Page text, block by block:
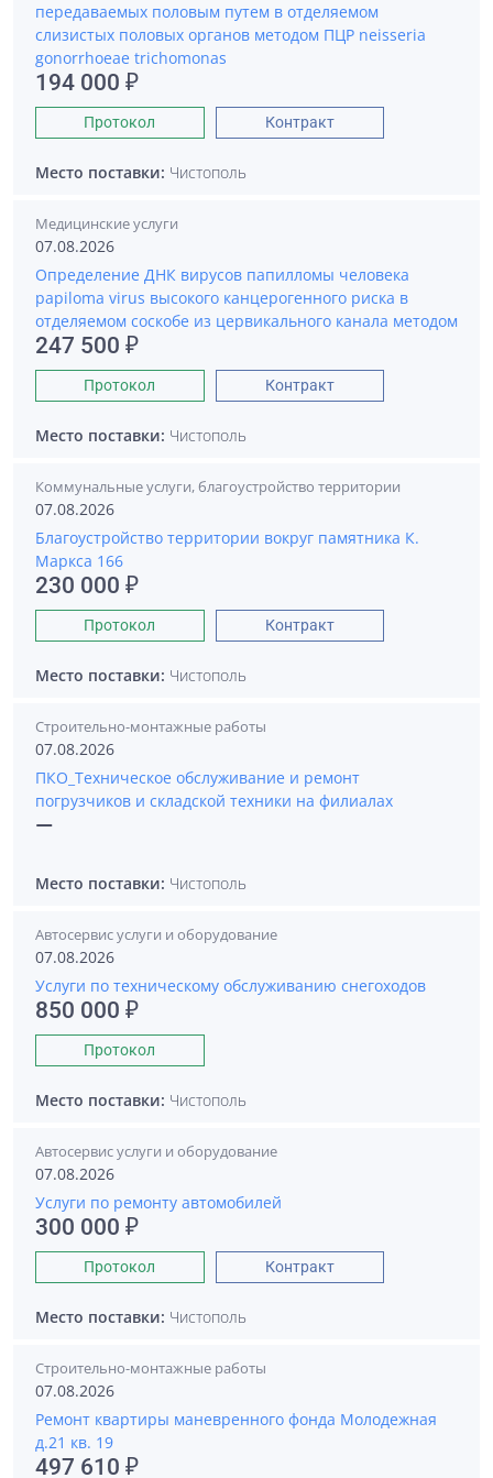
передаваемых половым путем в отделяемом
слизистых половых органов методом ПЦР neisseria
gonorrhoeae trichomonas
194 000 ₽
Протокол Контракт
Место поставки: Чистополь
Медицинские услуги
07.08.2026
Определение ДНК вирусов папилломы человека
papiloma virus высокого канцерогенного риска в
отделяемом соскобе из цервикального канала методом
247 500 ₽
Протокол Контракт
Место поставки: Чистополь
Коммунальные услуги, благоустройство территории
07.08.2026
Благоустройство территории вокруг памятника К.
Маркса 166
230 000 ₽
Протокол Контракт
Место поставки: Чистополь
Строительно-монтажные работы
07.08.2026
ПКО_Техническое обслуживание и ремонт
погрузчиков и складской техники на филиалах
—
Место поставки: Чистополь
Автосервис услуги и оборудование
07.08.2026
Услуги по техническому обслуживанию снегоходов
850 000 ₽
Протокол
Место поставки: Чистополь
Автосервис услуги и оборудование
07.08.2026
Услуги по ремонту автомобилей
300 000 ₽
Протокол Контракт
Место поставки: Чистополь
Строительно-монтажные работы
07.08.2026
Ремонт квартиры маневренного фонда Молодежная
д.21 кв. 19
497 610 ₽